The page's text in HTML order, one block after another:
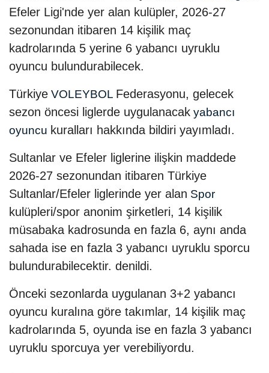
Efeler Ligi'nde yer alan kulüpler, 2026-27
sezonundan itibaren 14 kişilik maç
kadrolarında 5 yerine 6 yabancı uyruklu
oyuncu bulundurabilecek.
Türkiye VOLEYBOL Federasyonu, gelecek
sezon öncesi liglerde uygulanacak yabancı
oyuncu kuralları hakkında bildiri yayımladı.
Sultanlar ve Efeler liglerine ilişkin maddede
2026-27 sezonundan itibaren Türkiye
Sultanlar/Efeler liglerinde yer alan Spor
kulüpleri/spor anonim şirketleri, 14 kişilik
müsabaka kadrosunda en fazla 6, aynı anda
sahada ise en fazla 3 yabancı uyruklu sporcu
bulundurabilecektir. denildi.
Önceki sezonlarda uygulanan 3+2 yabancı
oyuncu kuralına göre takımlar, 14 kişilik maç
kadrolarında 5, oyunda ise en fazla 3 yabancı
uyruklu sporcuya yer verebiliyordu.